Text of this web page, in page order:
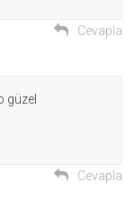
Cevapla
güzel
Cevapla